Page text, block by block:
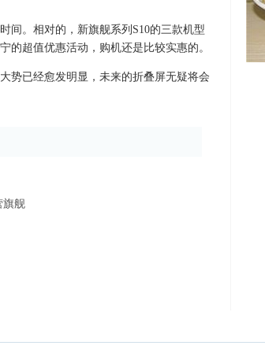
间。相对的，新旗舰系列S10的三款机型
的超值优惠活动，购机还是比较实惠的。
势已经愈发明显，未来的折叠屏无疑将会
旗舰